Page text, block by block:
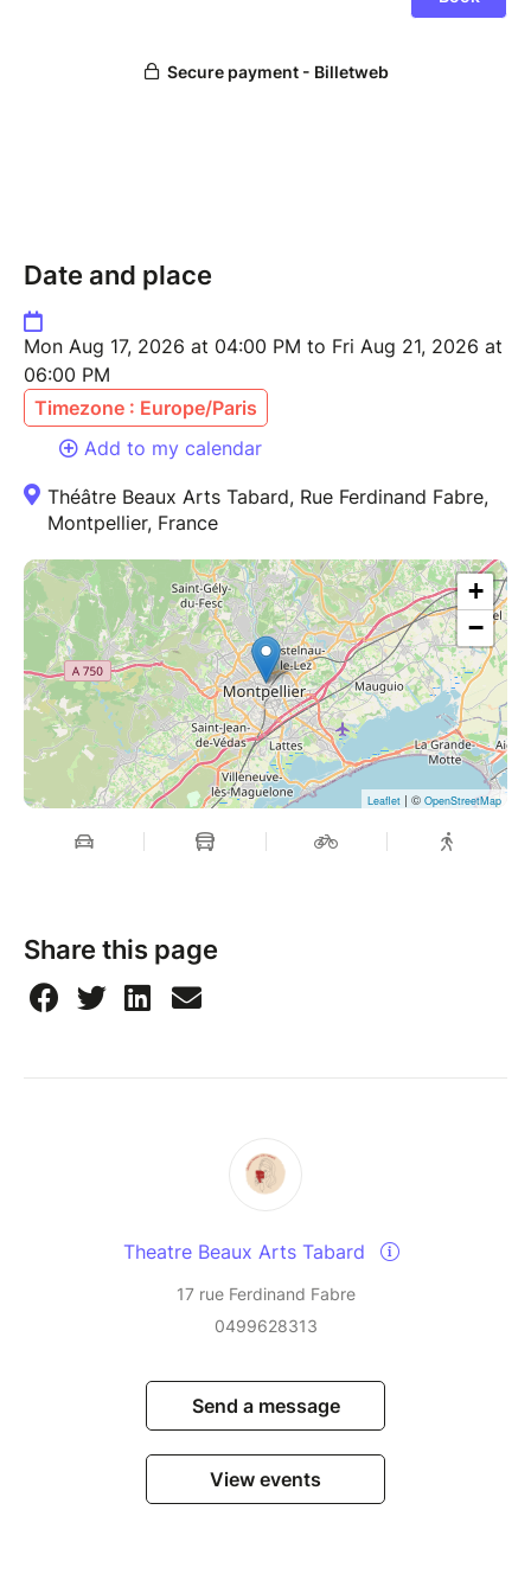
envie de découvrir ou progresser en théâtre.
SALLE CLIMATISEE !
FICHE D'INSCRIPTION CLIQUEZ ICI
Date and place
Mon Aug 17, 2026 at 04:00 PM to Fri Aug 21, 2026 at
06:00 PM
Timezone : Europe/Paris
Add to my calendar
Théâtre Beaux Arts Tabard, Rue Ferdinand Fabre,
Montpellier, France
+
−
Leaflet | © OpenStreetMap
Share this page
Theatre Beaux Arts Tabard
17 rue Ferdinand Fabre
0499628313
Send a message
View events